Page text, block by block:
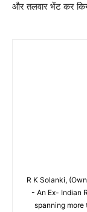
और तलवार भेंट कर
R K Solanki,
- An Ex- Indian
spanning more